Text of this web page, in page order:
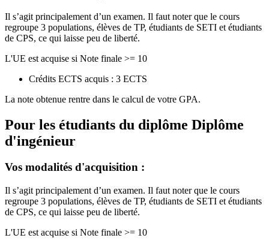
Il s’agit principalement d’un examen. Il faut noter que le cours
regroupe 3 populations, élèves de TP, étudiants de SETI et étudiants
de CPS, ce qui laisse peu de liberté.
L'UE est acquise si Note finale >= 10
Crédits ECTS acquis : 3 ECTS
La note obtenue rentre dans le calcul de votre GPA.
Pour les étudiants du diplôme Diplôme
d'ingénieur
Vos modalités d'acquisition :
Il s’agit principalement d’un examen. Il faut noter que le cours
regroupe 3 populations, élèves de TP, étudiants de SETI et étudiants
de CPS, ce qui laisse peu de liberté.
L'UE est acquise si Note finale >= 10